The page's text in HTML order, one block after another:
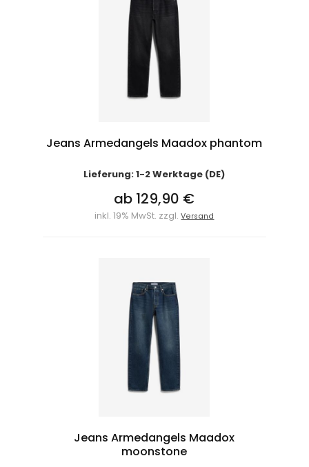
Jeans Armedangels Maadox phantom
Lieferung: 1-2 Werktage (DE)
ab 129,90 €
inkl. 19% MwSt. zzgl.Versand
Jeans Armedangels Maadox
moonstone